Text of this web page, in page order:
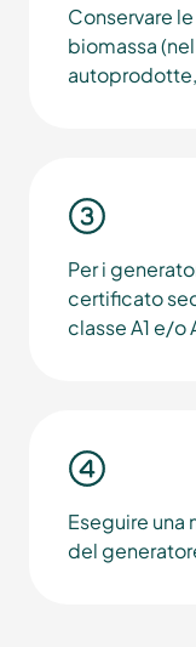
Conservare
biomassa
Per i
certificato
classe A1 e/o
Eseguire una
del